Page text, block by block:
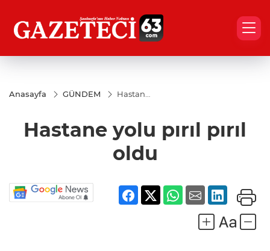
Anasayfa GÜNDEM
Hastane
Hastane yolu pırıl pırıl
oldu